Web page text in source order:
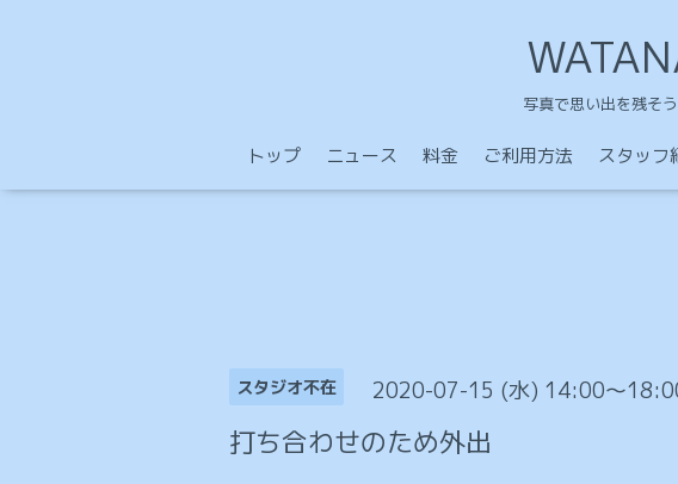
写真で思い出を残そ
トップ ニュース 料金 ご利用方法 スタッフ
スタジオ不在 2020-07-15 (水) 14:00～
打ち合わせのため外出